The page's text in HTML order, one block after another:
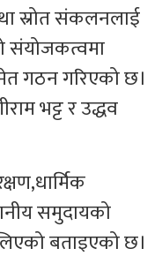
स्रोत संकलनलाई
संयोजकत्वमा
गठन गरिएको छ।
भट्ट र उद्धव
समुदायको
बताइएको छ।